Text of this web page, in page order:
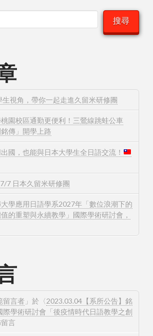
搜尋
生視角，帶你一起走進久留米研修團
桃園校區通勤更便利！三鶯線跳蛙公車
銘傳」開學上路
出國，也能與日本大學生全日語交流！
7 日本久留米研修團
大學應用日語學系2027年「數位浪潮下的
的重塑與永續教學」國際學術研討會，
留言者」於〈2023.03.04【系所公告】銘
學術研討會「後疫情時代日語教學之創
言